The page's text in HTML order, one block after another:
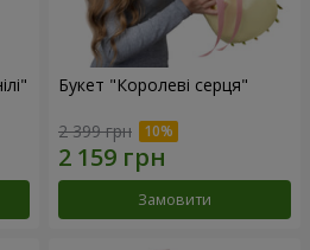
Букет "Королеві серця"
2 399 грн
Замовити